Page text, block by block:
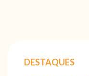
DESTAQUES